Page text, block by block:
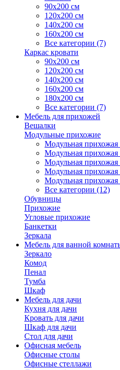
90х200 см
120х200 см
140х200 см
160х200 см
Все категории (7)
Каркас кровати
90х200 см
120х200 см
140х200 см
160х200 см
180х200 см
Все категории (7)
Мебель для прихожей
Вешалки
Модульные прихожие
Модульная
Модульная прихожая
Модульная прихожая
Модульная
Модульная прихожая
Все категории (12)
Обувницы
Прихожие
Угловые прихожие
Банкетки
Зеркала
Мебель для ванной
Зеркало
Комод
Пенал
Тумба
Шкаф
Мебель для дачи
Кухня для дачи
Кровать для дачи
Шкаф для дачи
Стол для дачи
Офисная мебель
Офисные столы
Офисные стеллажи